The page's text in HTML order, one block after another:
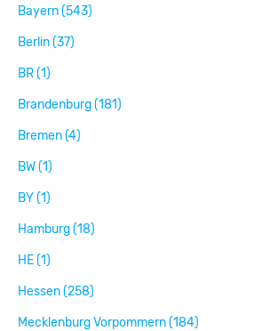
Bayern (543)
Berlin (37)
BR (1)
Brandenburg (181)
Bremen (4)
BW (1)
BY (1)
Hamburg (18)
HE (1)
Hessen (258)
Mecklenburg Vorpommern (184)